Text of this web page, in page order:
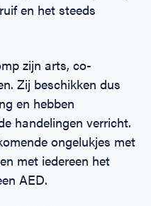
en het steeds
zijn arts, co-
Zij beschikken dus
en hebben
handelingen verricht.
ongelukjes met
met iedereen het
AED.